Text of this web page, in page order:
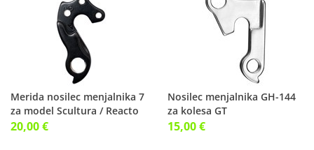
Merida nosilec menjalnika 7
za model Scultura / Reacto
20,00 €
Nosilec menjalnika GH-144
za kolesa GT
15,00 €